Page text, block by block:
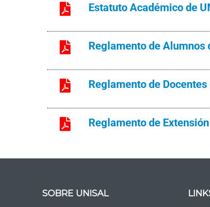
Estatuto Académico de
Reglamento de Alumnos
Reglamento de
Reglamento de Extensión
SOBRE UNISAL